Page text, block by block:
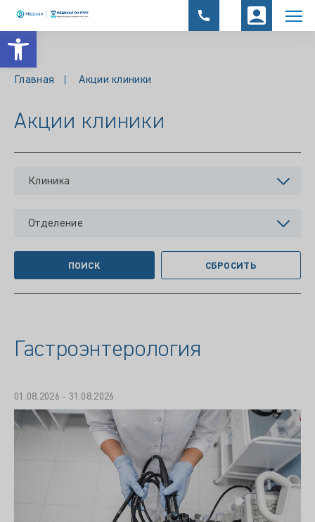
Открыть панель инструментов
Главная Акции клиники
Акции клиники
Клиника
Отделение
ПОИСК СБРОСИТЬ
Гастроэнтерология
01.08.2026 - 31.08.2026